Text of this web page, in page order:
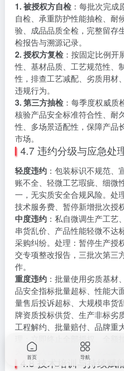
1. 被授权方自检：每批次完成
自检、承重防护性能抽检、耐
验、成品品质全检，完整留存
检报告与溯源记录。
2. 授权方复检：按固定比例开
性、基材品质、工艺规范性、
性，排查工艺减配、劣质用材
违规行为。
3. 第三方抽检：每季度权威质
核验产品安全标准符合性、耐
性、多场景适配性，保障产品
市场。
4.7 违约分级与应急处
轻度违约 ：包装标识不规范、
账不全、轻微工艺瑕疵、细微
一，无实质安全合规风险。处
技术服务费、暂停新增批次授
中度违约 ：私自微调生产工艺
串货乱价、产品性能轻微不达
采购纠纷。处理：暂停生产授
交专项整改报告，三批次第三
作。
重度违约 ：批量使用劣质基材
品安全指标批量超标、性能大
量售后投诉超标、大规模串货
牌资质投标供货、生产非标劣
工程解约、批量赔付、品牌重
理：立即终止全部授权、全额
失、拉入合作黑名单、移交监
4.8 技术培训与持续赋
首页 导航